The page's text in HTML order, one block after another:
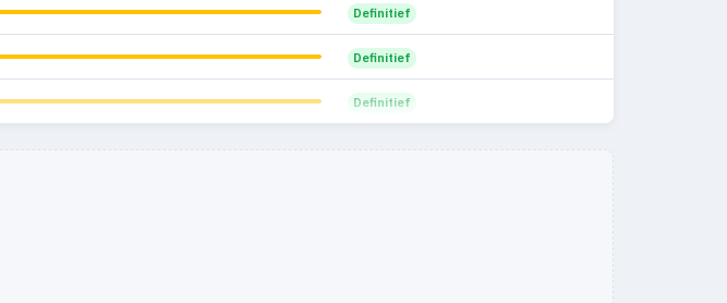
Definitief
Definitief
Definitief